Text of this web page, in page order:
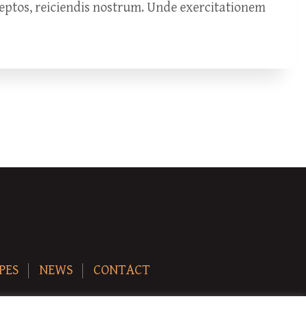
reiciendis nostrum. Unde exercitationem
NEWS CONTACT